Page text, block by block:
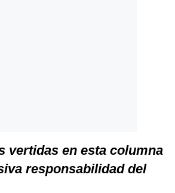
vertidas en esta columna
responsabilidad del